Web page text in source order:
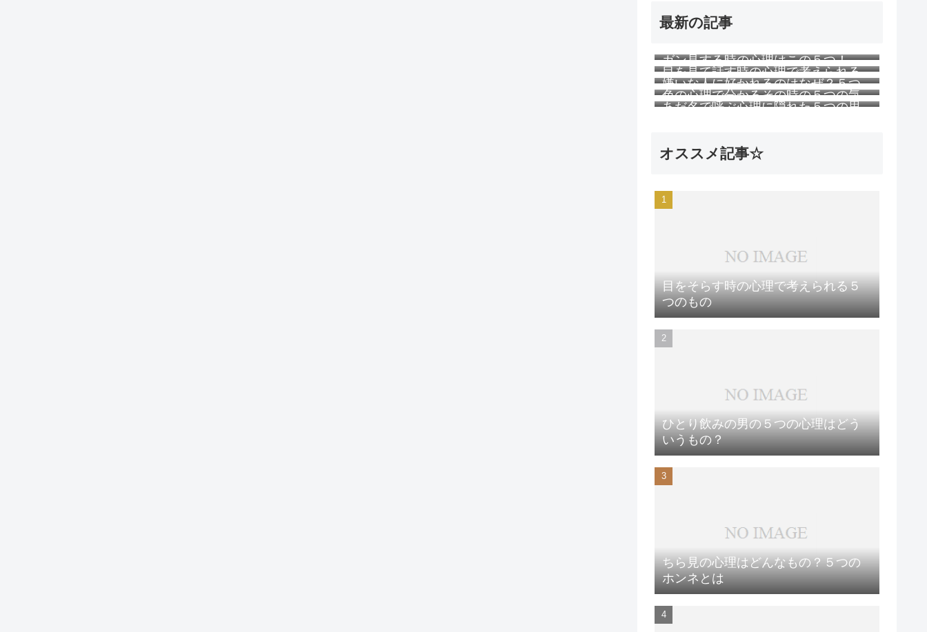
最新の記事
ガン見する時の心理はこの５つ！
目を見て話す時の心理で考えられる
５つのこと
嫌いな人に好かれるのはなぜ？５つ
の理由
色の心理で分かるその時の５つの気
持ち
あだ名で呼ぶ心理に隠れた５つの思
オススメ記事☆
目をそらす時の心理で考えられる５
つのもの
ひとり飲みの男の５つの心理はどう
いうもの？
ちら見の心理はどんなもの？５つの
ホンネとは